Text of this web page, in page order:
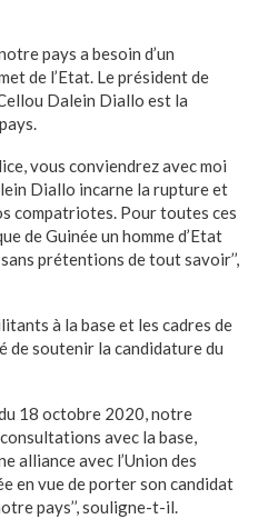
pays a besoin d’un
de l’Etat. Le président de
Dalein Diallo est la
vous conviendrez avec moi
Diallo incarne la rupture et
compatriotes. Pour toutes ces
de Guinée un homme d’Etat
prétentions de tout savoir’’,
à la base et les cadres de
de soutenir la candidature du
18 octobre 2020, notre
avec la base,
alliance avec l’Union des
en vue de porter son candidat
pays’’, souligne-t-il.